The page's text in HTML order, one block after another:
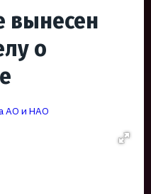
вынесен
о
АО и НАО